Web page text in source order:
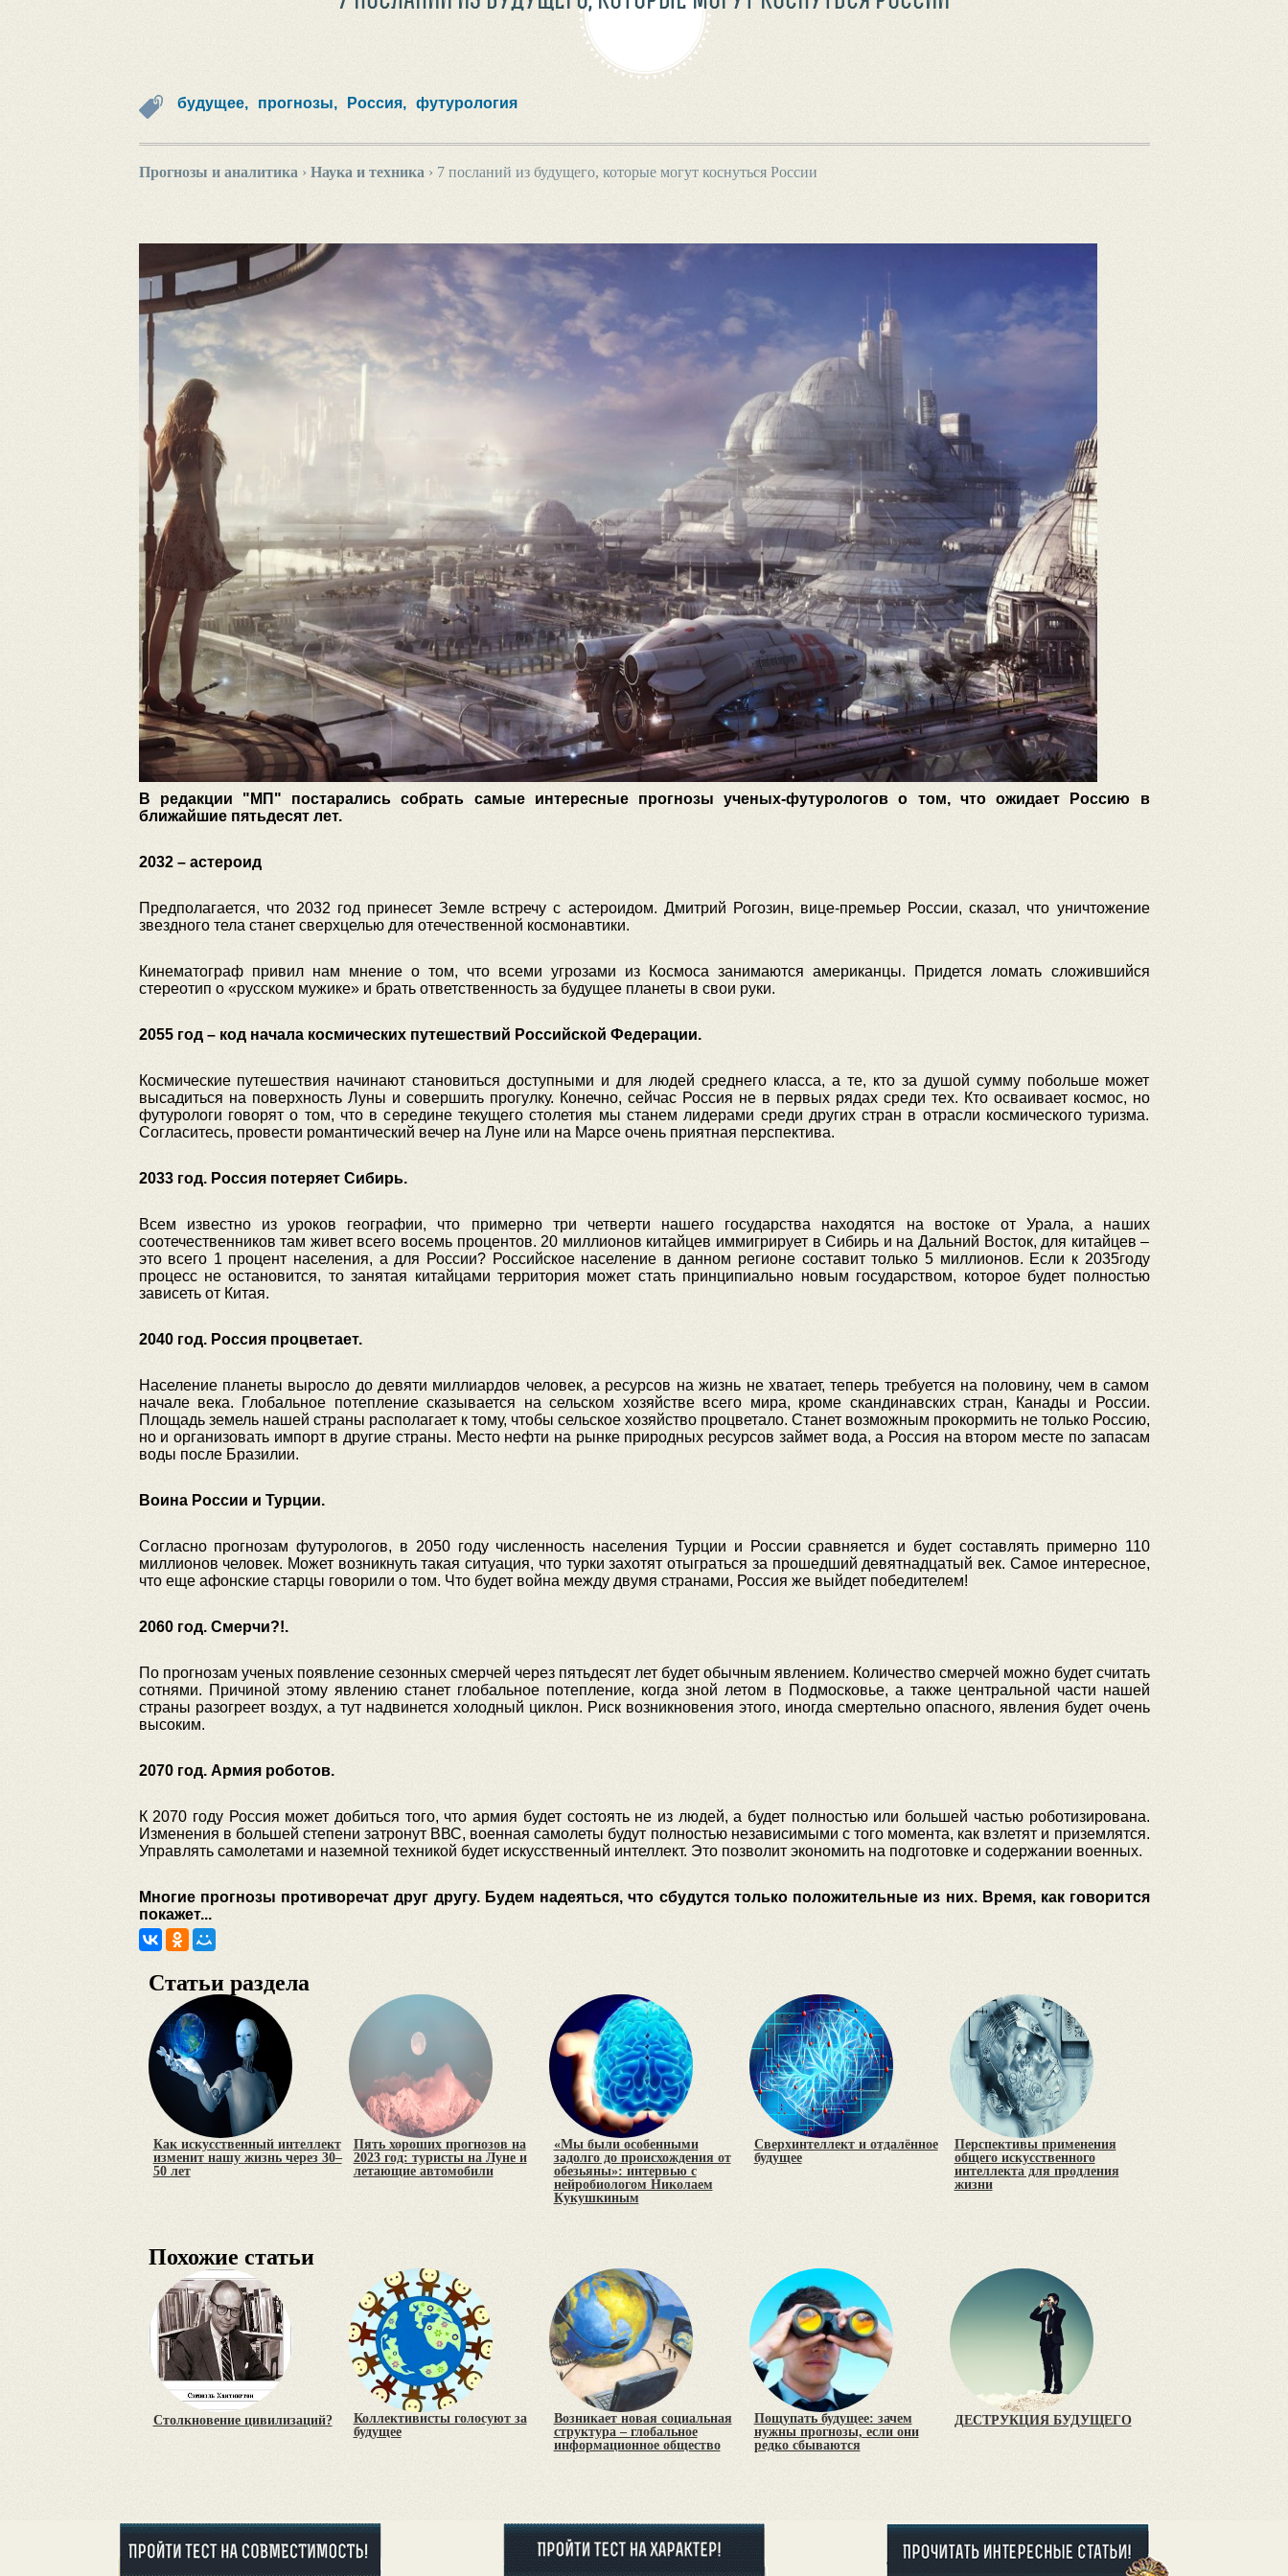
будущее, прогнозы, Россия, футурология
Прогнозы и аналитика › Наука и техника › 7 посланий из будущего, которые могут коснуться России
В редакции "МП" постарались собрать самые интересные прогнозы ученых-футурологов о том, что ожидает Россию в
ближайшие пятьдесят лет.
2032 – астероид
Предполагается, что 2032 год принесет Земле встречу с астероидом. Дмитрий Рогозин, вице-премьер России, сказал, что уничтожение
звездного тела станет сверхцелью для отечественной космонавтики.
Кинематограф привил нам мнение о том, что всеми угрозами из Космоса занимаются американцы. Придется ломать сложившийся
стереотип о «русском мужике» и брать ответственность за будущее планеты в свои руки.
2055 год – код начала космических путешествий Российской Федерации.
Космические путешествия начинают становиться доступными и для людей среднего класса, а те, кто за душой сумму побольше может
высадиться на поверхность Луны и совершить прогулку. Конечно, сейчас Россия не в первых рядах среди тех. Кто осваивает космос, но
футурологи говорят о том, что в середине текущего столетия мы станем лидерами среди других стран в отрасли космического туризма.
Согласитесь, провести романтический вечер на Луне или на Марсе очень приятная перспектива.
2033 год. Россия потеряет Сибирь.
Всем известно из уроков географии, что примерно три четверти нашего государства находятся на востоке от Урала, а наших
соотечественников там живет всего восемь процентов. 20 миллионов китайцев иммигрирует в Сибирь и на Дальний Восток, для китайцев –
это всего 1 процент населения, а для России? Российское население в данном регионе составит только 5 миллионов. Если к 2035году
процесс не остановится, то занятая китайцами территория может стать принципиально новым государством, которое будет полностью
зависеть от Китая.
2040 год. Россия процветает.
Население планеты выросло до девяти миллиардов человек, а ресурсов на жизнь не хватает, теперь требуется на половину, чем в самом
начале века. Глобальное потепление сказывается на сельском хозяйстве всего мира, кроме скандинавских стран, Канады и России.
Площадь земель нашей страны располагает к тому, чтобы сельское хозяйство процветало. Станет возможным прокормить не только Россию,
но и организовать импорт в другие страны. Место нефти на рынке природных ресурсов займет вода, а Россия на втором месте по запасам
воды после Бразилии.
Воина России и Турции.
Согласно прогнозам футурологов, в 2050 году численность населения Турции и России сравняется и будет составлять примерно 110
миллионов человек. Может возникнуть такая ситуация, что турки захотят отыграться за прошедший девятнадцатый век. Самое интересное,
что еще афонские старцы говорили о том. Что будет война между двумя странами, Россия же выйдет победителем!
2060 год. Смерчи?!.
По прогнозам ученых появление сезонных смерчей через пятьдесят лет будет обычным явлением. Количество смерчей можно будет считать
сотнями. Причиной этому явлению станет глобальное потепление, когда зной летом в Подмосковье, а также центральной части нашей
страны разогреет воздух, а тут надвинется холодный циклон. Риск возникновения этого, иногда смертельно опасного, явления будет очень
высоким.
2070 год. Армия роботов.
К 2070 году Россия может добиться того, что армия будет состоять не из людей, а будет полностью или большей частью роботизирована.
Изменения в большей степени затронут ВВС, военная самолеты будут полностью независимыми с того момента, как взлетят и приземлятся.
Управлять самолетами и наземной техникой будет искусственный интеллект. Это позволит экономить на подготовке и содержании военных.
Многие прогнозы противоречат друг другу. Будем надеяться, что сбудутся только положительные из них. Время, как говорится
покажет...
Статьи раздела
Как искусственный интеллект
изменит нашу жизнь через 30–
50 лет
Пять хороших прогнозов на
2023 год: туристы на Луне и
летающие автомобили
«Мы были особенными
задолго до происхождения от
обезьяны»: интервью с
нейробиологом Николаем
Кукушкиным
Сверхинтеллект и отдалённое
будущее
Перспективы применения
общего искусственного
интеллекта для продления
жизни
Похожие статьи
Столкновение цивилизаций?
Коллективисты голосуют за
будущее
Возникает новая социальная
структура – глобальное
информационное общество
Пощупать будущее: зачем
нужны прогнозы, если они
редко сбываются
ДЕСТРУКЦИЯ БУДУЩЕГО